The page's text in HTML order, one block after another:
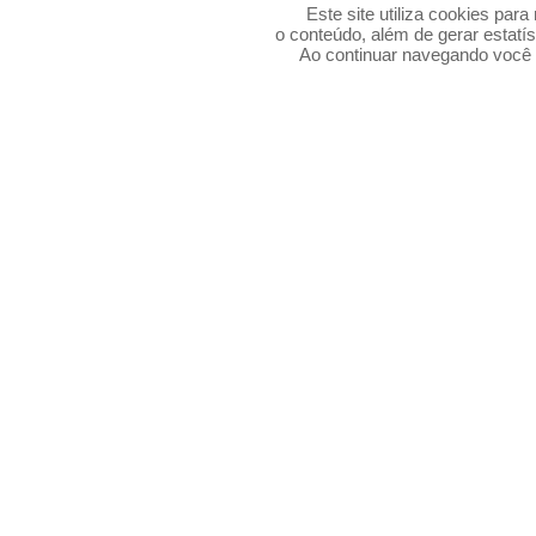
Este site utiliza cookies
o conteúdo, além de gerar
Ao continuar navegando